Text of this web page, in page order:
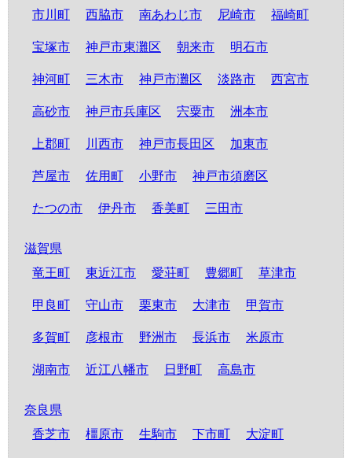
市川町 西脇市 南あわじ市 尼崎市 福崎町
宝塚市 神戸市東灘区 朝来市 明石市
神河町 三木市 神戸市灘区 淡路市 西宮市
高砂市 神戸市兵庫区 宍粟市 洲本市
上郡町 川西市 神戸市長田区 加東市
芦屋市 佐用町 小野市 神戸市須磨区
たつの市 伊丹市 香美町 三田市
滋賀県
竜王町
東近江市 愛荘町 豊郷町 草津市
甲良町 守山市 栗東市 大津市 甲賀市
多賀町 彦根市 野洲市 長浜市 米原市
湖南市 近江八幡市 日野町 高島市
奈良県
香芝市
橿原市 生駒市 下市町 大淀町